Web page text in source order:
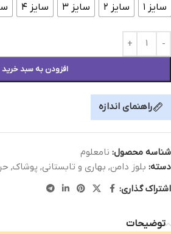
سایز ۱
سایز ۲ سایز ۳ سایز ۴
افزودن به سبد خرید
راهنمای اندازه
شناسه محصول: نامعلوم
دسته: بلوز دامن, بهاری و تابستانی, پوشاک,
اشتراک گذاری:
توضیحات